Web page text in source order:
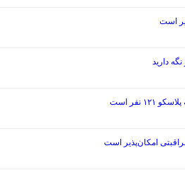
دارید
نفر است
امکان‌پذیر است